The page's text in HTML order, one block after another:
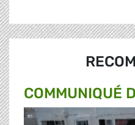
COMMUNIQUÉ